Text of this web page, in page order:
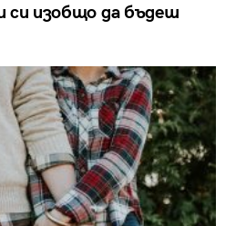
си изобщо да бъдеш